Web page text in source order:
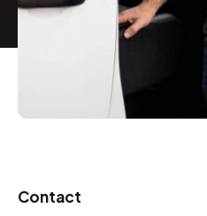
Contact